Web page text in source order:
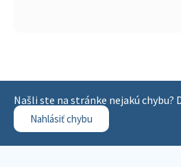
Našli ste na stránke nejakú chybu?
Nahlásiť chybu